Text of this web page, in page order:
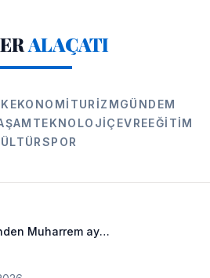
ALAÇATI
EKONOMI TURIZMGÜNDEM
TEKNOLOJIÇEVREEĞITIM
SPOR
PSAKD Çeşme Şubesi’nden Muharrem ayı buluşması